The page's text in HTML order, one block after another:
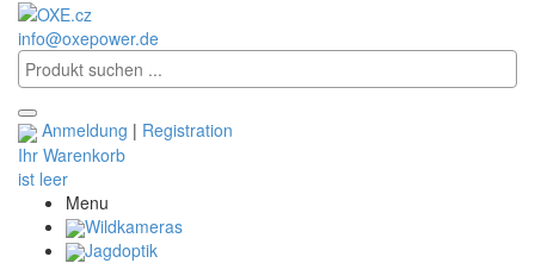
info@oxepower.de
Anmeldung | Registration
Ihr Warenkorb
ist leer
Menu
Wildkameras
Jagdoptik